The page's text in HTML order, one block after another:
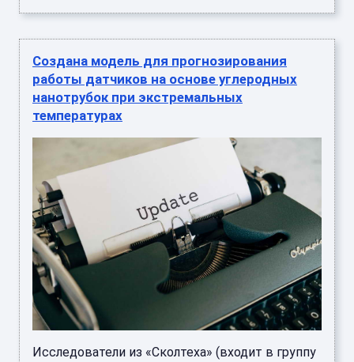
Создана модель для прогнозирования
работы датчиков на основе углеродных
нанотрубок при экстремальных
температурах
Исследователи из «Сколтеха» (входит в группу